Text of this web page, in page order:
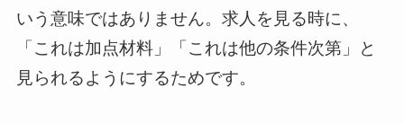
いう意味ではありません。求人を見る時に、
「これは加点材料」「これは他の条件次第」と
見られるようにするためです。